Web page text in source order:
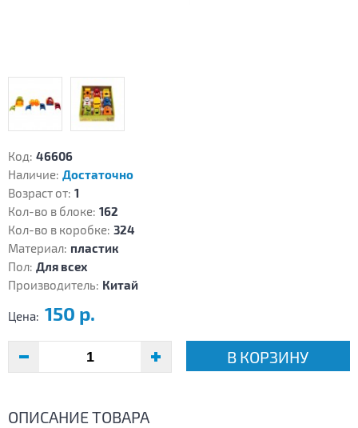
Код: 46606
Наличие: Достаточно
Возраст от: 1
Кол-во в блоке: 162
Кол-во в коробке: 324
Материал: пластик
Пол: Для всех
Производитель: Китай
Цена: 150 р.
В КОРЗИНУ
ОПИСАНИЕ ТОВАРА